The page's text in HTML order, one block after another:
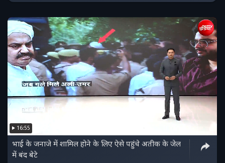
16:55
भाई के जनाजे में शामिल होने के लिए ऐसे पहुंचे अतीक के जेल
में बंद बेटे